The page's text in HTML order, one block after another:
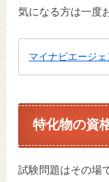
気になる方は一度
マイナビエージェ
特化物の資
試験問題はその場